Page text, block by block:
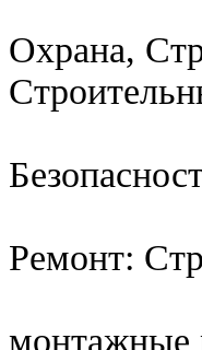
Охрана,
Ремонт:
монтажные